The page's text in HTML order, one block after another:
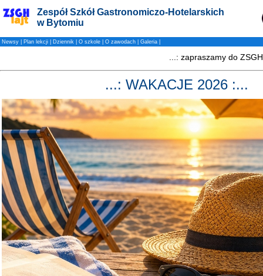
Zespół Szkół Gastronomiczo-Hotelarskich
w Bytomiu
Newsy Plan lekcji Dziennik O szkole O zawodach Galeria
...: WAKACJE 2026 :...